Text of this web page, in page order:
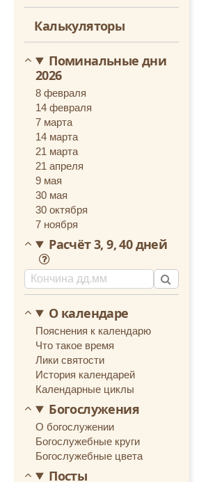
Калькуляторы
Поминальные дни
2026
8 февраля
14 февраля
7 марта
14 марта
21 марта
21 апреля
9 мая
30 мая
30 октября
7 ноября
Расчёт 3, 9, 40 дней
О календаре
Пояснения к календарю
Что такое время
Лики святости
История календарей
Календарные циклы
Богослужения
О богослужении
Богослужебные круги
Богослужебные цвета
Посты